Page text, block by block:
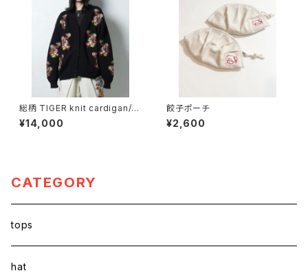
総柄 TIGER knit cardigan/Bl
ack
¥14,000
餃子ポーチ
¥2,600
CATEGORY
tops
hat